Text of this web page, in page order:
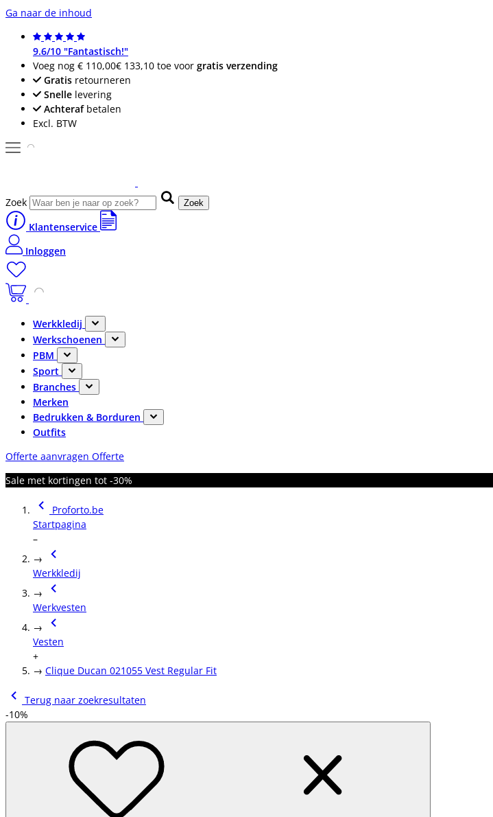
Ga naar de inhoud
9.6/10 "Fantastisch!"
Voeg nog € 110,00€ 133,10 toe voor gratis verzending
Gratis retourneren
Snelle levering
Achterafbetalen
Excl. BTW
Zoek Zoek
Klantenservice
Inloggen
Werkkledij
Werkschoenen
PBM
Sport
Branches
Merken
Bedrukken & Borduren
Outfits
Offerte aanvragen Offerte
Sale met kortingen tot -30%
Proforto.be
Startpagina
–
→
Werkkledij
→
Werkvesten
→
Vesten
+
→ Clique Ducan 021055 Vest Regular Fit
Terug naar zoekresultaten
-10%